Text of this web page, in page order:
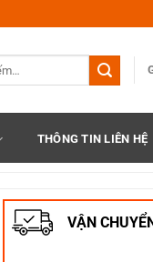
THÔNG TIN LIÊN HỆ
VẬN